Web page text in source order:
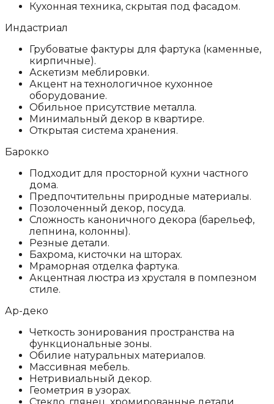
Кухонная техника, скрытая под фасадом.
Индастриал
Грубоватые фактуры для фартука (каменные,
кирпичные).
Аскетизм меблировки.
Акцент на технологичное кухонное
оборудование.
Обильное присутствие металла.
Минимальный декор в квартире.
Открытая система хранения.
Барокко
Подходит для просторной кухни частного
дома.
Предпочтительны природные материалы.
Позолоченный декор, посуда.
Сложность каноничного декора (барельеф,
лепнина, колонны).
Резные детали.
Бахрома, кисточки на шторах.
Мраморная отделка фартука.
Акцентная люстра из хрусталя в помпезном
стиле.
Ар-деко
Четкость зонирования пространства на
функциональные зоны.
Обилие натуральных материалов.
Массивная мебель.
Нетривиальный декор.
Геометрия в узорах.